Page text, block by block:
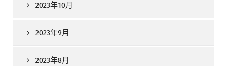
2023年10月
2023年9月
2023年8月